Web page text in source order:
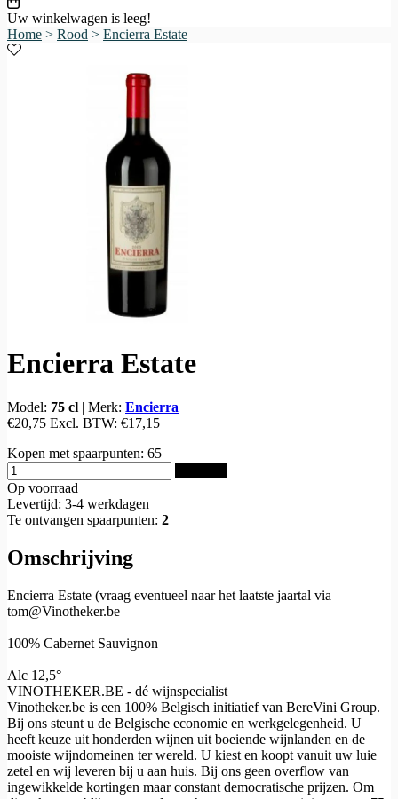
Uw winkelwagen is leeg!
Home > Rood > Encierra Estate
Encierra Estate
Model: 75 cl | Merk: Encierra
€20,75 Excl. BTW: €17,15
Kopen met spaarpunten: 65
Op voorraad
Levertijd: 3-4 werkdagen
Te ontvangen spaarpunten: 2
Omschrijving
Encierra Estate (vraag eventueel naar het laatste jaartal via
tom@Vinotheker.be
100% Cabernet Sauvignon
Alc 12,5°
VINOTHEKER.BE - dé wijnspecialist
Vinotheker.be is een 100% Belgisch initiatief van BereVini Group.
Bij ons steunt u de Belgische economie en werkgelegenheid. U
heeft keuze uit honderden wijnen uit boeiende wijnlanden en de
mooiste wijndomeinen ter wereld. U kiest en koopt vanuit uw luie
zetel en wij leveren bij u aan huis. Bij ons geen overflow van
ingewikkelde kortingen maar constant democratische prijzen. Om